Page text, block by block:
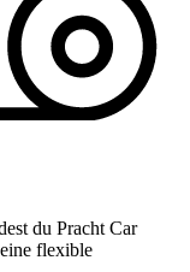
du Pracht Car
flexible